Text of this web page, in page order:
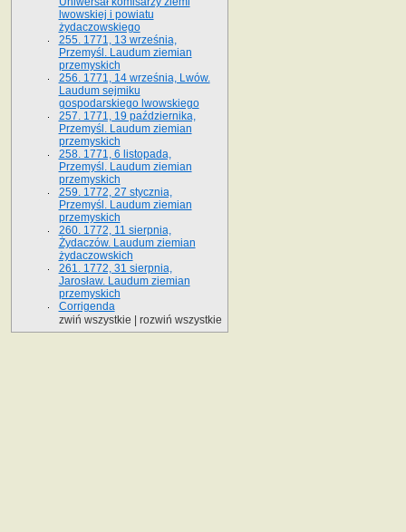
lwowskiej i powiatu
żydaczowskiego
255. 1771, 13 września,
Przemyśl. Laudum ziemian
przemyskich
256. 1771, 14 września, Lwów.
Laudum sejmiku
gospodarskiego lwowskiego
257. 1771, 19 października,
Przemyśl. Laudum ziemian
przemyskich
258. 1771, 6 listopada,
Przemyśl. Laudum ziemian
przemyskich
259. 1772, 27 stycznia,
Przemyśl. Laudum ziemian
przemyskich
260. 1772, 11 sierpnia,
Żydaczów. Laudum ziemian
żydaczowskich
261. 1772, 31 sierpnia,
Jarosław. Laudum ziemian
przemyskich
Corrigenda
zwiń wszystkie
rozwiń wszystkie